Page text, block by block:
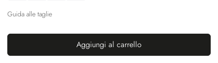
Guida alle taglie
Aggiungi al carrello